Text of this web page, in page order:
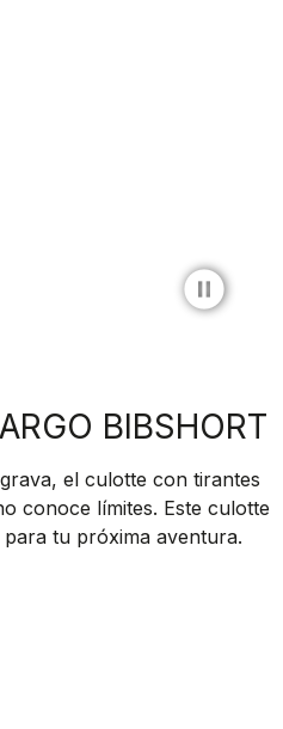
pause_circle_filled
BIBSHORT
el culotte con tirantes
conoce límites. Este culotte
tu próxima aventura.